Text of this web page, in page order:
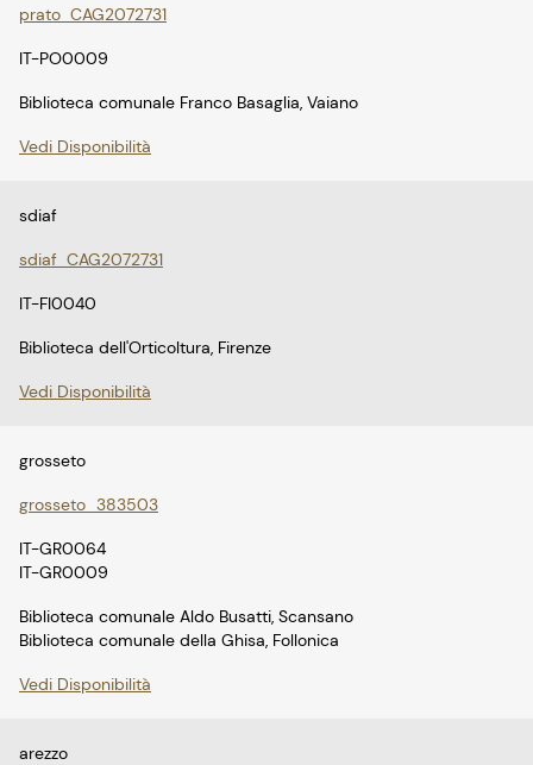
prato_CAG2072731
IT-PO0009
Biblioteca comunale Franco Basaglia, Vaiano
Vedi Disponibilità
sdiaf
sdiaf_CAG2072731
IT-FI0040
Biblioteca dell'Orticoltura, Firenze
Vedi Disponibilità
grosseto
grosseto_383503
IT-GR0064
IT-GR0009
Biblioteca comunale Aldo Busatti, Scansano
Biblioteca comunale della Ghisa, Follonica
Vedi Disponibilità
arezzo